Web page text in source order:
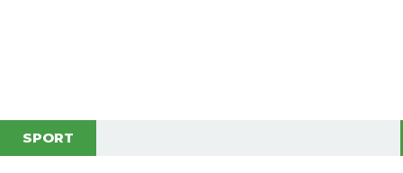
SPORT